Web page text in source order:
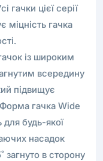
гачки цієї серії
міцність гачка
із широким
всередину
підвищує
Форма гачка Wide
будь-якої
насадок
загнуто в сторону